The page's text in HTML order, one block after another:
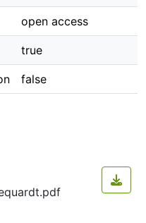
open access
true
false